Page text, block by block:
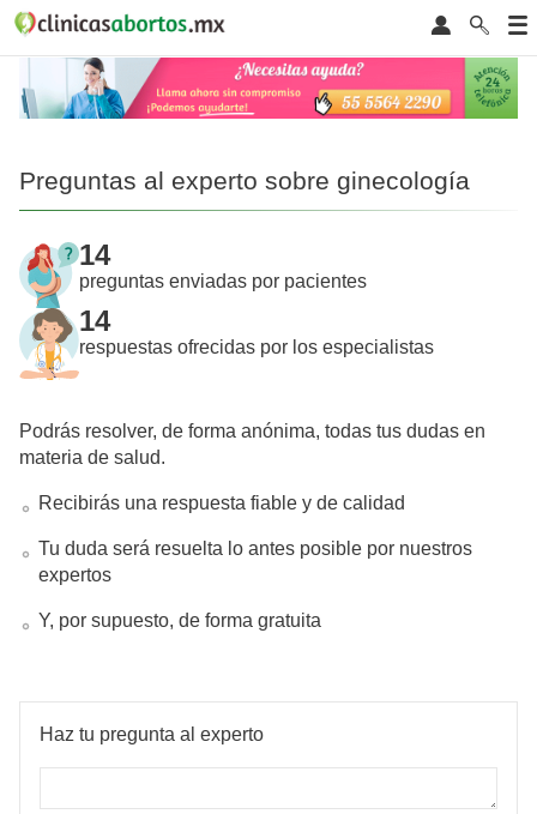
Preguntas al experto sobre ginecología
14
preguntas enviadas por pacientes
14
respuestas ofrecidas por los especialistas
Podrás resolver, de forma anónima, todas tus dudas en
materia de salud.
Recibirás una respuesta fiable y de calidad
Tu duda será resuelta lo antes posible por nuestros
expertos
Y, por supuesto, de forma gratuita
Haz tu pregunta al experto